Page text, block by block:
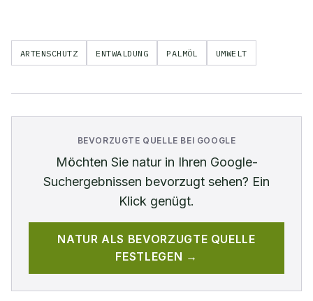
ARTENSCHUTZ ENTWALDUNG PALMÖL UMWELT
BEVORZUGTE QUELLE BEI GOOGLE
Möchten Sie naturin Ihren Google-
Suchergebnissen bevorzugt sehen? Ein
Klick genügt.
NATUR ALS BEVORZUGTE QUELLE
FESTLEGEN →